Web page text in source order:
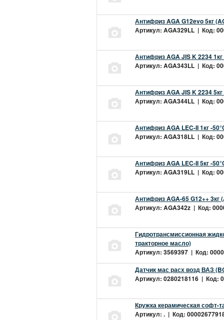
Антифриз AGA G12evo 5кг
Артикул: AGA329LL | Код:
Антифриз AGA JIS K 2234
Артикул: AGA343LL | Код:
Антифриз AGA JIS K 2234
Артикул: AGA344LL | Код:
Антифриз AGA LEC-II 1кг -
Артикул: AGA318LL | Код:
Антифриз AGA LEC-II 5кг -
Артикул: AGA319LL | Код:
Антифриз AGA-65 G12++ 3кг
Артикул: AGA342z | Код:
Гидротрансмиссионная
тракторное масло)
Артикул: 3569397 | Код:
Датчик мас расх возд ВАЗ
Артикул: 0280218116 | Код:
Кружка керамическая софт-
Артикул: . | Код: